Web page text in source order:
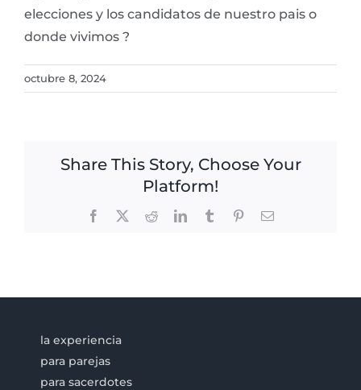
elecciones y los candidatos de nuestro pais o
donde vivimos ?
octubre 8, 2024
Share This Story, Choose Your
Platform!
Facebook RedditLinkedInTumblr PinterestEmail
la experiencia
para parejas
para sacerdotes